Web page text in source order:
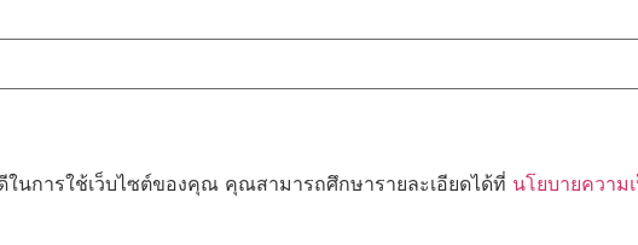
นการใช้เว็บไซต์ของคุณ คุณสามารถศึกษารายละเอียดได้ที่ นโยบายความ